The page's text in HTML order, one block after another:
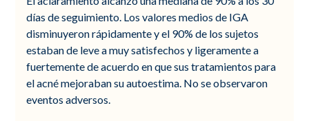
días de seguimiento. Los valores medios de IGA
disminuyeron rápidamente y el 90% de los sujetos
estaban de leve a muy satisfechos y ligeramente a
fuertemente de acuerdo en que sus tratamientos para
el acné mejoraban su autoestima. No se observaron
eventos adversos.